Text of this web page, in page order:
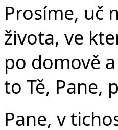
Prosíme, uč
života, ve
po domově
to Tě, Pane,
Pane, v